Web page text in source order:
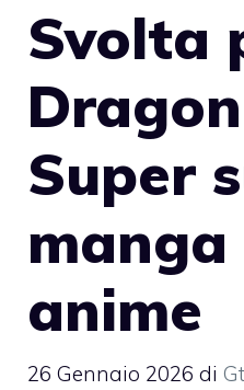
Svolta
Super
manga
anime
26 Gennaio 2026 di